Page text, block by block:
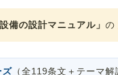
設備の設計マニュアル」の
ズ（全119条文＋テーマ解